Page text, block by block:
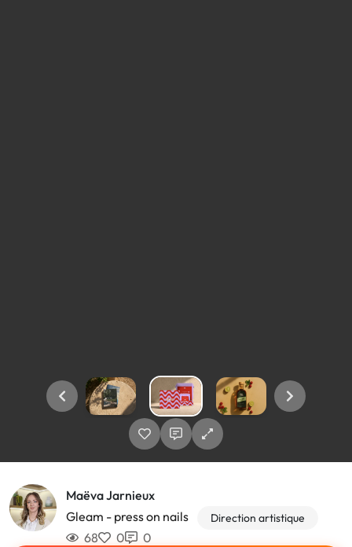
Maëva Jarnieux
Gleam - press on nails
Direction artistique
68 0
0